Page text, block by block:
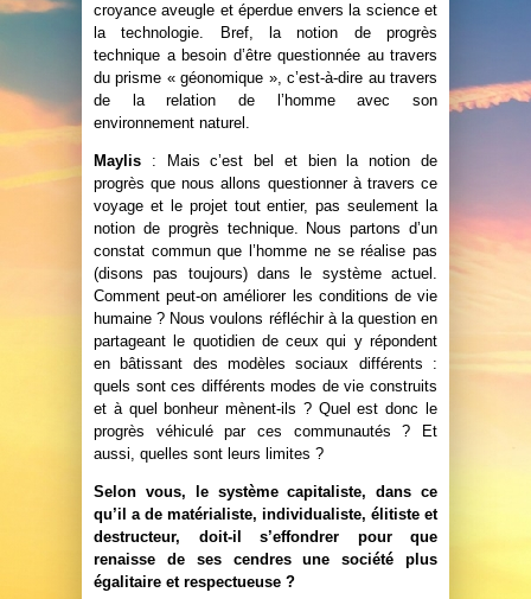
croyance aveugle et éperdue envers la science et
la technologie. Bref, la notion de progrès
technique a besoin d’être questionnée au travers
du prisme « géonomique », c’est-à-dire au travers
de la relation de l’homme avec son
environnement naturel.
Maylis : Mais c’est bel et bien la notion de
progrès que nous allons questionner à travers ce
voyage et le projet tout entier, pas seulement la
notion de progrès technique. Nous partons d’un
constat commun que l’homme ne se réalise pas
(disons pas toujours) dans le système actuel.
Comment peut-on améliorer les conditions de vie
humaine ? Nous voulons réfléchir à la question en
partageant le quotidien de ceux qui y répondent
en bâtissant des modèles sociaux différents :
quels sont ces différents modes de vie construits
et à quel bonheur mènent-ils ? Quel est donc le
progrès véhiculé par ces communautés ? Et
aussi, quelles sont leurs limites ?
Selon vous, le système capitaliste, dans ce
qu’il a de matérialiste, individualiste, élitiste et
destructeur, doit-il s’effondrer pour que
renaisse de ses cendres une société plus
égalitaire et respectueuse ?